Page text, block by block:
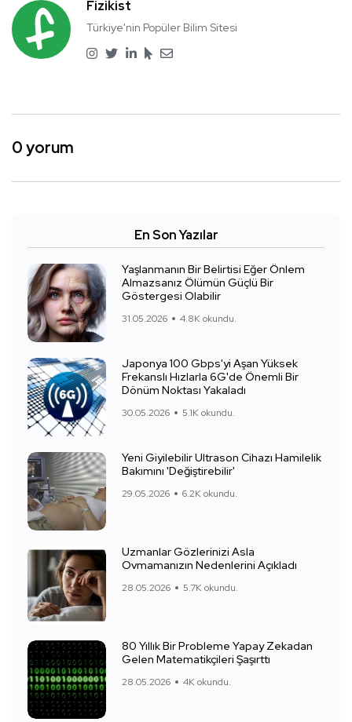
Fizikist
Türkiye'nin Popüler Bilim Sitesi
0 yorum
En Son Yazılar
Yaşlanmanın Bir Belirtisi Eğer Önlem
Almazsanız Ölümün Güçlü Bir
Göstergesi Olabilir
31.05.2026 4.8K okundu.
Japonya 100 Gbps'yi Aşan Yüksek
Frekanslı Hızlarla 6G'de Önemli Bir
Dönüm Noktası Yakaladı
30.05.2026 5.1K okundu.
Yeni Giyilebilir Ultrason Cihazı Hamilelik
Bakımını 'Değiştirebilir'
29.05.2026 6.2K okundu.
Uzmanlar Gözlerinizi Asla
Ovmamanızın Nedenlerini Açıkladı
28.05.2026 5.7K okundu.
80 Yıllık Bir Probleme Yapay Zekadan
Gelen Matematikçileri Şaşırttı
28.05.2026 4K okundu.